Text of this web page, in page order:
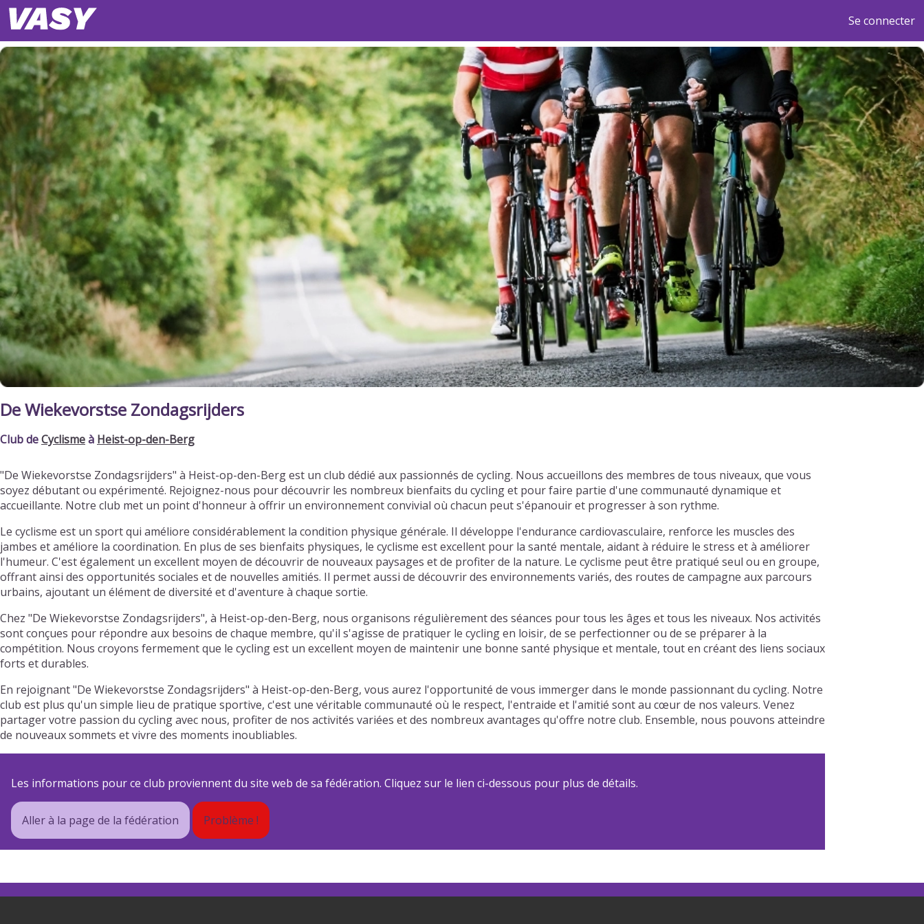
Se connecter
De Wiekevorstse Zondagsrijders
Club deCyclismeà Heist-op-den-Berg
"De Wiekevorstse Zondagsrijders" à Heist-op-den-Berg est un club dédié aux passionnés de cycling. Nous accueillons des membres de tous niveaux, que vous
soyez débutant ou expérimenté. Rejoignez-nous pour découvrir les nombreux bienfaits du cycling et pour faire partie d'une communauté dynamique et
accueillante. Notre club met un point d'honneur à offrir un environnement convivial où chacun peut s'épanouir et progresser à son rythme.
Le cyclisme est un sport qui améliore considérablement la condition physique générale. Il développe l'endurance cardiovasculaire, renforce les muscles des
jambes et améliore la coordination. En plus de ses bienfaits physiques, le cyclisme est excellent pour la santé mentale, aidant à réduire le stress et à améliorer
l'humeur. C'est également un excellent moyen de découvrir de nouveaux paysages et de profiter de la nature. Le cyclisme peut être pratiqué seul ou en groupe,
offrant ainsi des opportunités sociales et de nouvelles amitiés. Il permet aussi de découvrir des environnements variés, des routes de campagne aux parcours
urbains, ajoutant un élément de diversité et d'aventure à chaque sortie.
Chez "De Wiekevorstse Zondagsrijders", à Heist-op-den-Berg, nous organisons régulièrement des séances pour tous les âges et tous les niveaux. Nos activités
sont conçues pour répondre aux besoins de chaque membre, qu'il s'agisse de pratiquer le cycling en loisir, de se perfectionner ou de se préparer à la
compétition. Nous croyons fermement que le cycling est un excellent moyen de maintenir une bonne santé physique et mentale, tout en créant des liens sociaux
forts et durables.
En rejoignant "De Wiekevorstse Zondagsrijders" à Heist-op-den-Berg, vous aurez l'opportunité de vous immerger dans le monde passionnant du cycling. Notre
club est plus qu'un simple lieu de pratique sportive, c'est une véritable communauté où le respect, l'entraide et l'amitié sont au cœur de nos valeurs. Venez
partager votre passion du cycling avec nous, profiter de nos activités variées et des nombreux avantages qu'offre notre club. Ensemble, nous pouvons atteindre
de nouveaux sommets et vivre des moments inoubliables.
Les informations pour ce club proviennent du site web de sa fédération. Cliquez sur le lien ci-dessous pour plus de détails.
Aller à la page de la fédération Problème !